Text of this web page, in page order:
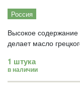
Россия
Высокое
делает масло
1 штука
в наличии